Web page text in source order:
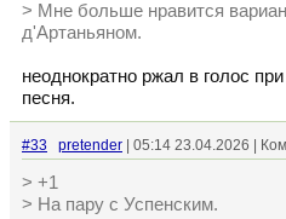
> Мне больше нравится
д'Артаньяном.
неоднократно ржал в голос
песня.
#33 pretender | 05:14 23.04.2026 |
> +1
> На пару с Успенским.